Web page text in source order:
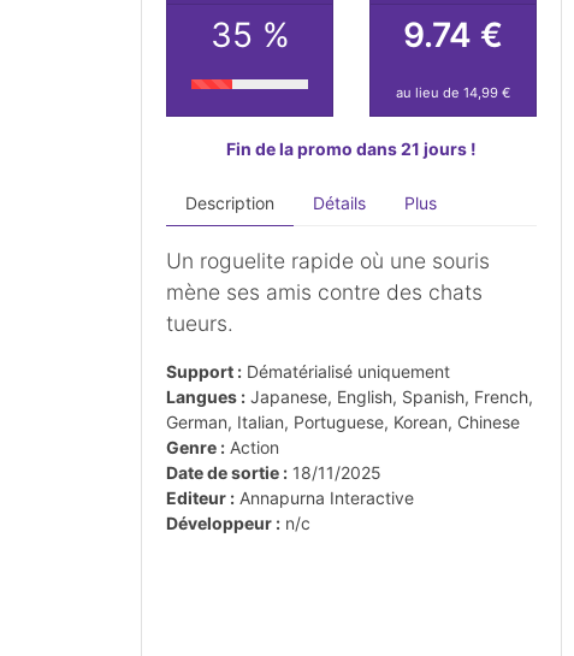
35 % 9.74 €
au lieu de 14,99 €
Fin de la promo dans 21 jours !
Description Détails Plus
Un roguelite rapide où une souris
mène ses amis contre des chats
tueurs.
Support : Dématérialisé uniquement
Langues : Japanese, English, Spanish, French,
German, Italian, Portuguese, Korean, Chinese
Genre : Action
Date de sortie : 18/11/2025
Editeur : Annapurna Interactive
Développeur : n/c